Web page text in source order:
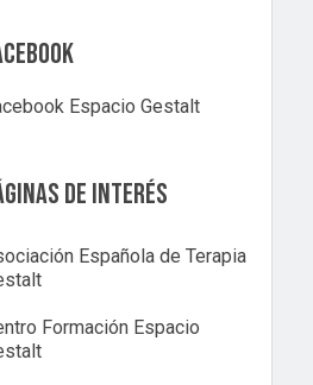
Espacio Gestalt
de interés
Española de Terapia
Formación Espacio